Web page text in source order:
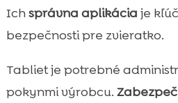
Ichsprávna aplikácia je
bezpečnosti pre zvieratko.
Tabliet je potrebné
pokynmi výrobcu.